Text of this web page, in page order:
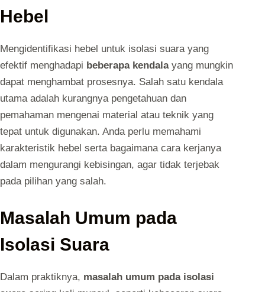
Hebel
Mengidentifikasi hebel untuk isolasi suara yang
efektif menghadapi beberapa kendalayang mungkin
dapat menghambat prosesnya. Salah satu kendala
utama adalah kurangnya pengetahuan dan
pemahaman mengenai material atau teknik yang
tepat untuk digunakan. Anda perlu memahami
karakteristik hebel serta bagaimana cara kerjanya
dalam mengurangi kebisingan, agar tidak terjebak
pada pilihan yang salah.
Masalah Umum pada
Isolasi Suara
Dalam praktiknya, masalah umum pada isolasi